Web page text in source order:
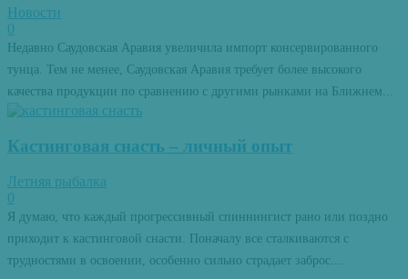
Новости
0
Недавно Саудовская Аравия увеличила импорт консервированного
тунца. Тем не менее, Саудовская Аравия требует более высокого
качества продукции по сравнению с другими рынками на Ближнем...
Кастинговая снасть – личный опыт
Летняя рыбалка
0
Я думаю, что каждый прогрессивный спиннингист рано или поздно
приходит к кастинговой снасти. Поначалу все сталкиваются с
трудностями в освоении, особенно сильно страдает заброс....